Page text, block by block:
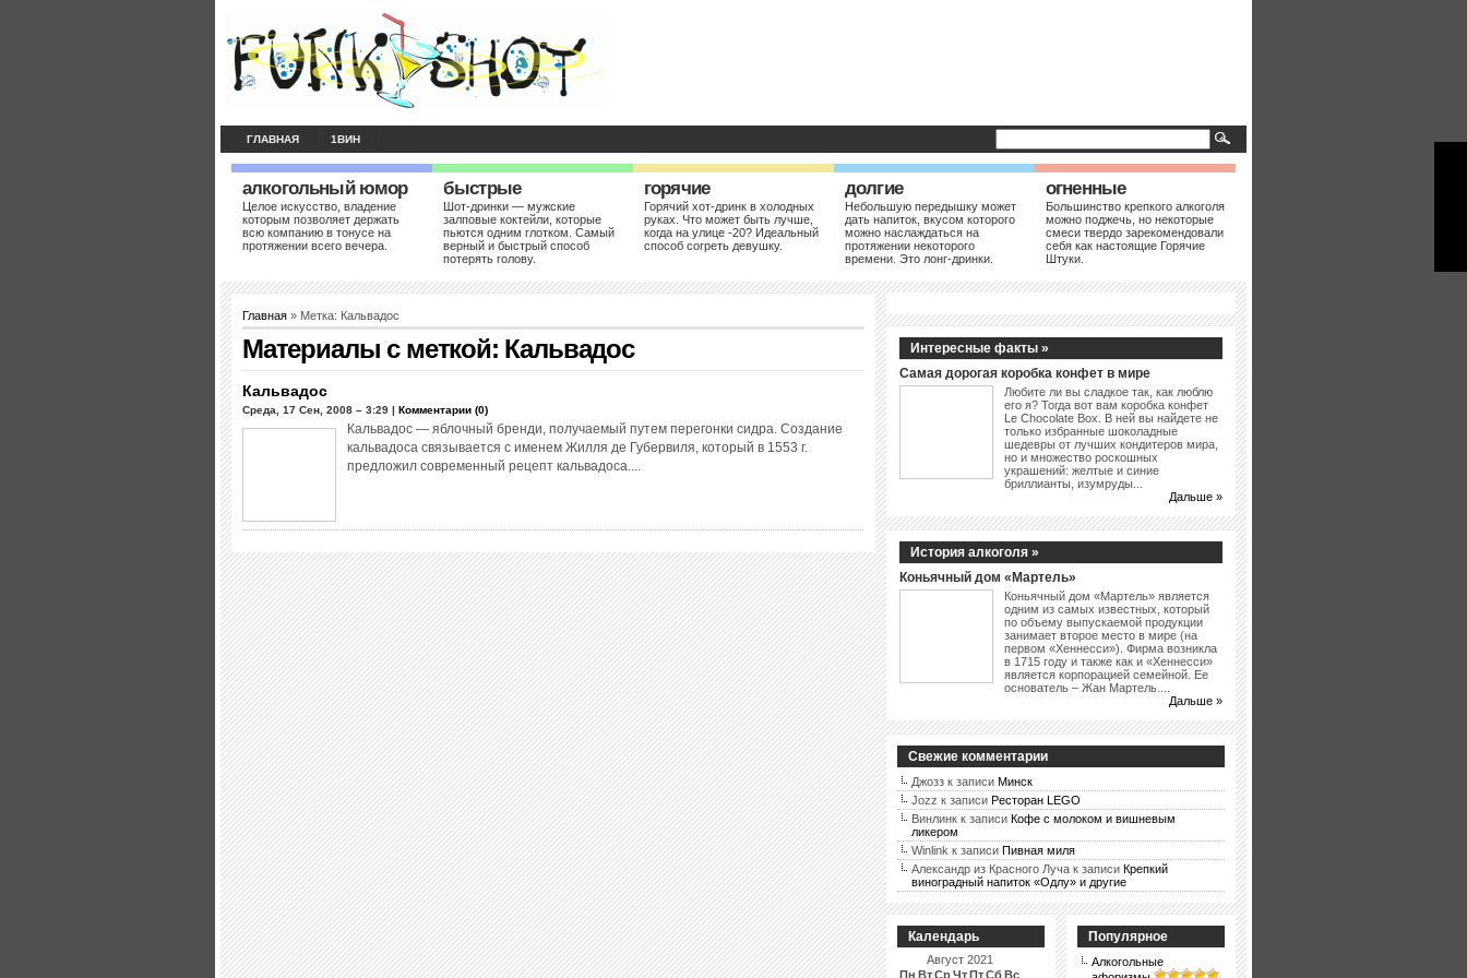
ГЛАВНАЯ 1ВИН
алкогольный юмор
Целое искусство, владение
которым позволяет держать
всю компанию в тонусе на
протяжении всего вечера.
быстрые
Шот-дринки — мужские
залповые коктейли, которые
пьются одним глотком. Самый
верный и быстрый способ
потерять голову.
горячие
Горячий хот-дринк в холодных
руках. Что может быть лучше,
когда на улице -20? Идеальный
способ согреть девушку.
долгие
Небольшую передышку может
дать напиток, вкусом которого
можно наслаждаться на
протяжении некоторого
времени. Это лонг-дринки.
огненные
Большинство крепкого алкоголя
можно поджечь, но некоторые
смеси твердо зарекомендовали
себя как настоящие Горячие
Штуки.
Главная » Метка: Кальвадос
Материалы с меткой: Кальвадос
Кальвадос
Среда, 17 Сен, 2008 – 3:29 | Комментарии (0)
Кальвадос — яблочный бренди, получаемый путем перегонки сидра. Создание
кальвадоса связывается с именем Жилля де Губервиля, который в 1553 г.
предложил современный рецепт кальвадоса....
Интересные факты »
Самая дорогая коробка конфет в мире
Любите ли вы сладкое так, как люблю
его я? Тогда вот вам коробка конфет
Le Chocolate Box. В ней вы найдете не
только избранные шоколадные
шедевры от лучших кондитеров мира,
но и множество роскошных
украшений: желтые и синие
бриллианты, изумруды...
Дальше »
История алкоголя »
Коньячный дом «Мартель»
Коньячный дом «Мартель» является
одним из самых известных, который
по объему выпускаемой продукции
занимает второе место в мире (на
первом «Хеннесси»). Фирма возникла
в 1715 году и также как и «Хеннесси»
является корпорацией семейной. Ее
основатель – Жан Мартель....
Дальше »
Свежие комментарии
Джозз к записи Минск
Jozz к записи Ресторан LEGO
Винлинк к записи Кофе с молоком и вишневым
ликером
Winlink к записи Пивная миля
Александр из Красного Луча к записи Крепкий
виноградный напиток «Одлу» и другие
Календарь
Август 2021
Пн ВтСрЧтПтСбВс
Популярное
Алкогольные